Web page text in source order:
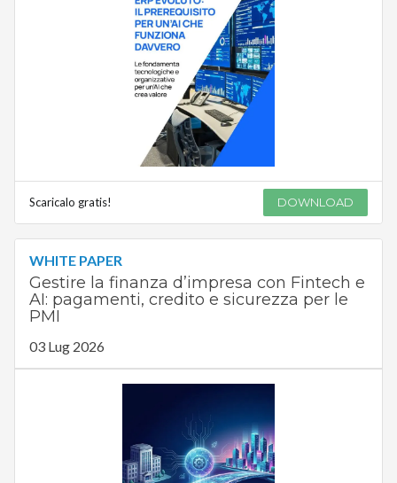
Scaricalo gratis! DOWNLOAD
WHITE PAPER
Gestire la finanza d’impresa con Fintech e
AI: pagamenti, credito e sicurezza per le
PMI
03 Lug 2026